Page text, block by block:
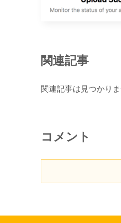
関連記事
関連記事は見つかりま
コメント